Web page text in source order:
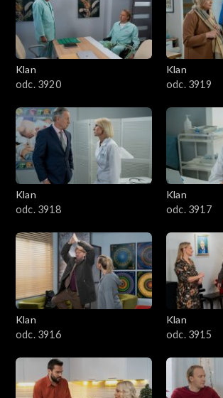
Klan
odc. 3920
Klan
odc. 3919
Klan
odc. 3918
Klan
odc. 3917
Klan
odc. 3916
Klan
odc. 3915